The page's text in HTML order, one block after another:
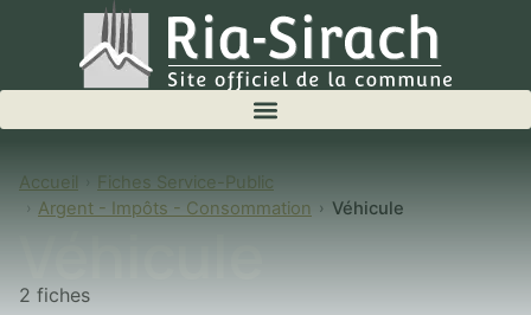
Accueil
Fiches Service-Public
Argent - Impôts - Consommation
Véhicule
Véhicule
2 fiches